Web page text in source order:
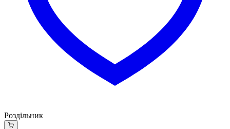
Роздільник